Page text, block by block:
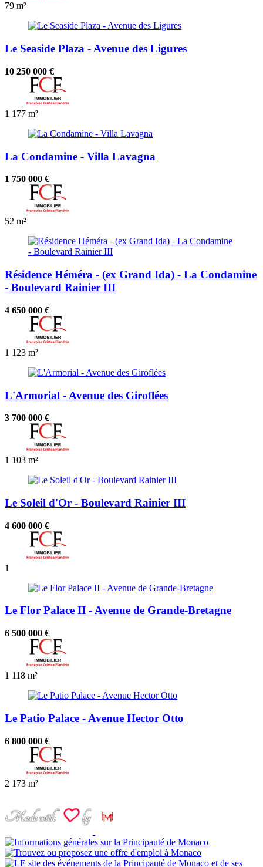
79 m²
Le Seaside Plaza - Avenue des Ligures
10 250 000 €
1 177 m²
La Condamine - Villa Lavagna
1 750 000 €
52 m²
Résidence Héméra - (ex Grand Ida) - La Condamine
- Boulevard Rainier III
4 650 000 €
1 123 m²
L'Armorial - Avenue des Giroflées
3 700 000 €
1 103 m²
Le Soleil d'Or - Boulevard Rainier III
4 600 000 €
1
Le Flor Palace II - Avenue de Grande-Bretagne
6 500 000 €
1 118 m²
Le Patio Palace - Avenue Hector Otto
6 800 000 €
2 173 m²